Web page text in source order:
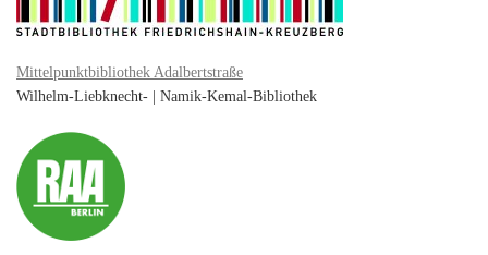
Mittelpunktbibliothek Adalbertstraße
Wilhelm-Liebknecht- | Namik-Kemal-Bibliothek